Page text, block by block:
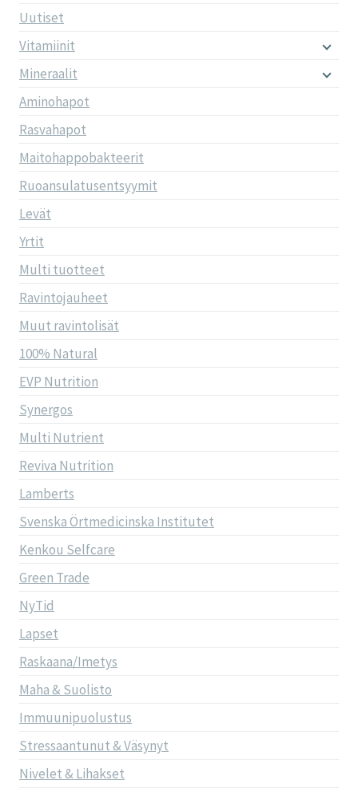
Uutiset
Vitamiinit
Mineraalit
Aminohapot
Rasvahapot
Maitohappobakteerit
Ruoansulatusentsyymit
Levät
Yrtit
Multi tuotteet
Ravintojauheet
Muut ravintolisät
100% Natural
EVP Nutrition
Synergos
Multi Nutrient
Reviva Nutrition
Lamberts
Svenska Örtmedicinska Institutet
Kenkou Selfcare
Green Trade
NyTid
Lapset
Raskaana/Imetys
Maha & Suolisto
Immuunipuolustus
Stressaantunut & Väsynyt
Nivelet & Lihakset